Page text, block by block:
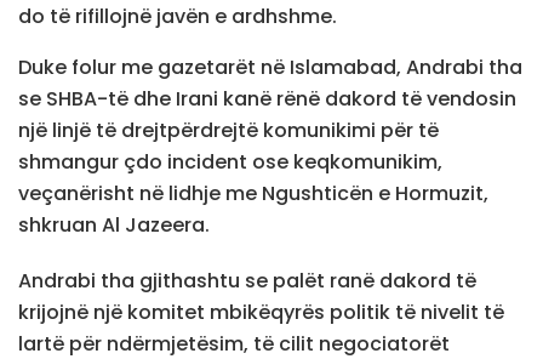
do të rifillojnë javën e ardhshme.
Duke folur me gazetarët në Islamabad, Andrabi tha
se SHBA-të dhe Irani kanë rënë dakord të vendosin
një linjë të drejtpërdrejtë komunikimi për të
shmangur çdo incident ose keqkomunikim,
veçanërisht në lidhje me Ngushticën e Hormuzit,
shkruan Al Jazeera.
Andrabi tha gjithashtu se palët ranë dakord të
krijojnë një komitet mbikëqyrës politik të nivelit të
lartë për ndërmjetësim, të cilit negociatorët